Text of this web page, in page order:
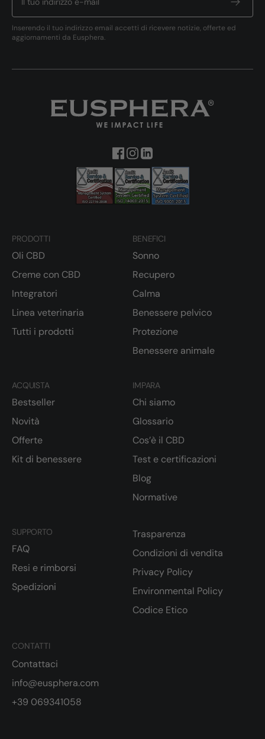
Inserendo il tuo indirizzo email accetti di ricevere notizie, offerte ed
aggiornamenti da Eusphera.
PRODOTTI
Oli CBD
Creme con CBD
Integratori
Linea veterinaria
Tutti i prodotti
BENEFICI
Sonno
Recupero
Calma
Benessere pelvico
Protezione
Benessere animale
ACQUISTA
Bestseller
Novità
Offerte
Kit di benessere
IMPARA
Chi siamo
Glossario
Cos’è il CBD
Test e certificazioni
Blog
Normative
CONTATTI
Contattaci
info@eusphera.com
+39 069341058
SUPPORTO
FAQ
Resi e rimborsi
Spedizioni
Trasparenza
Condizioni di vendita
Privacy Policy
Environmental Policy
Codice Etico